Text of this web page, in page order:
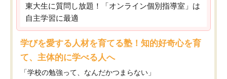
東大生に質問し放題！「オンライン個別指導室」は
自主学習に最適
学びを愛する人材を育てる塾！知的好奇心を育
て、主体的に学べる人へ
「学校の勉強って、なんだかつまらない」